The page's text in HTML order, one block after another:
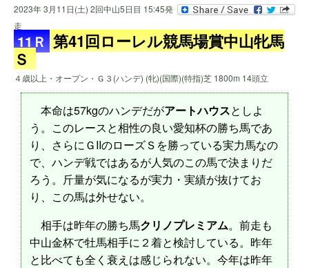
2023年 3月11日(土) 2回中山5日目 15:45発
走
11Ｒ 第41回ローレル競馬場賞中山牝馬
Ｓ
４歳以上・オープン・Ｇ３(ハンデ) (牝)(国際)(特指)芝 1800m 14頭立
本命は57kgのハンデだがアートハウスとしよ
う。このレースと相性の良い愛知杯の勝ち馬であ
り、さらにＧIIのローズＳを勝っている実力馬なの
で、ハンデ戦ではあるが人気のこの馬で決まりだ
ろう。斤量が気になるが実力・実績が抜けてお
り、この馬は外せない。
相手は昨年の勝ち馬クリノプレミアム。前走も
中山金杯で牡馬相手に２着と検討している。昨年
と比べても全く衰えは感じられない。今年は昨年